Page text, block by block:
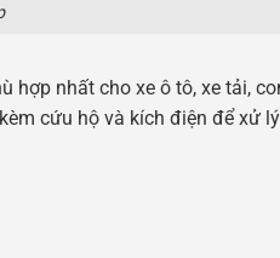
hợp nhất cho xe ô tô, xe tải,
cứu hộ và kích điện để xử